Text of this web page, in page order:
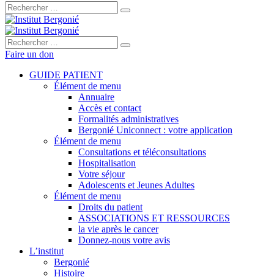
Rechercher :
Rechercher :
Faire un don
GUIDE PATIENT
Élément de menu
Annuaire
Accès et contact
Formalités administratives
Bergonié Uniconnect : votre application
Élément de menu
Consultations et téléconsultations
Hospitalisation
Votre séjour
Adolescents et Jeunes Adultes
Élément de menu
Droits du patient
ASSOCIATIONS ET RESSOURCES
la vie après le cancer
Donnez-nous votre avis
L’institut
Bergonié
Histoire